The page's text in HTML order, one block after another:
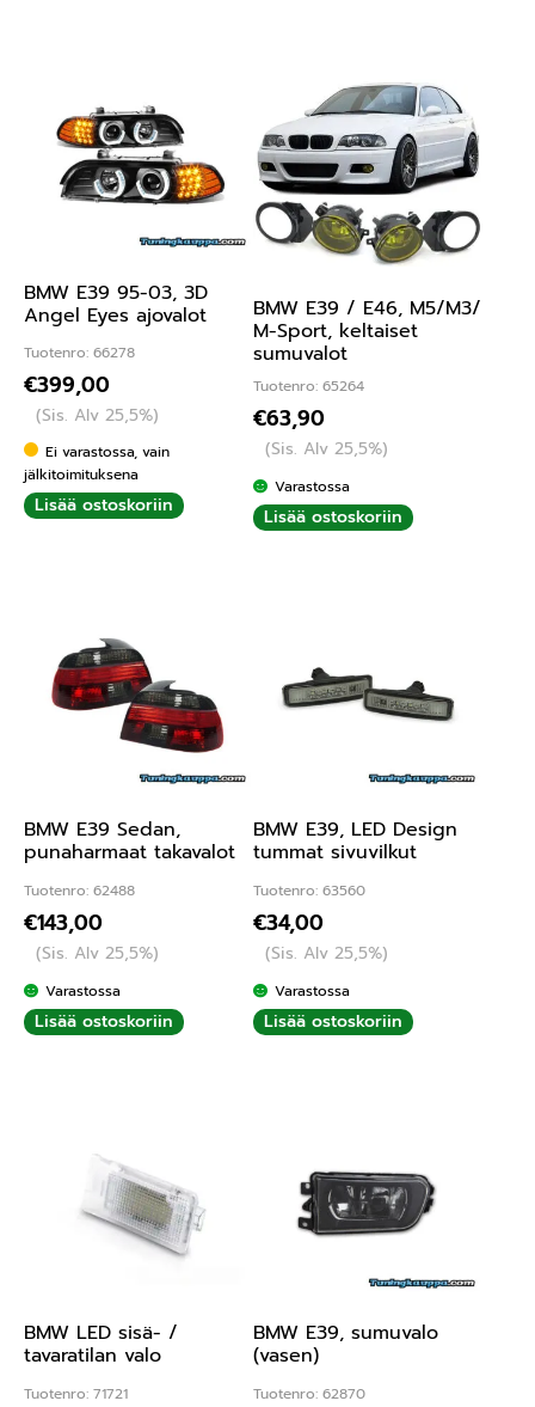
BMW E39 95-03, 3D
Angel Eyes ajovalot
Tuotenro: 66278
€399,00
(Sis. Alv 25,5%)
Ei varastossa, vain
jälkitoimituksena
Lisää ostoskoriin
BMW E39 / E46, M5/M3/
M-Sport, keltaiset
sumuvalot
Tuotenro: 65264
€63,90
(Sis. Alv 25,5%)
Varastossa
Lisää ostoskoriin
BMW E39 Sedan,
punaharmaat takavalot
Tuotenro: 62488
€143,00
(Sis. Alv 25,5%)
Varastossa
Lisää ostoskoriin
BMW E39, LED Design
tummat sivuvilkut
Tuotenro: 63560
€34,00
(Sis. Alv 25,5%)
Varastossa
Lisää ostoskoriin
BMW LED sisä- /
tavaratilan valo
Tuotenro: 71721
BMW E39, sumuvalo
(vasen)
Tuotenro: 62870